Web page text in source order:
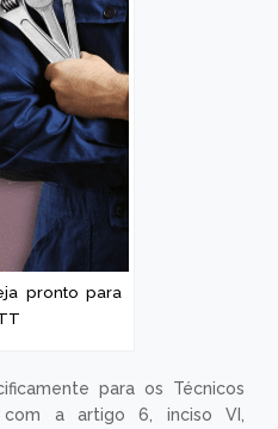
pronto para
para os Técnicos
a artigo 6, inciso VI,